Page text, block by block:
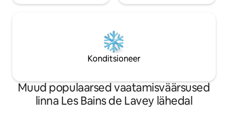
Konditsioneer
Muud populaarsed vaatamisväärsused
linna Les Bains de Lavey lähedal